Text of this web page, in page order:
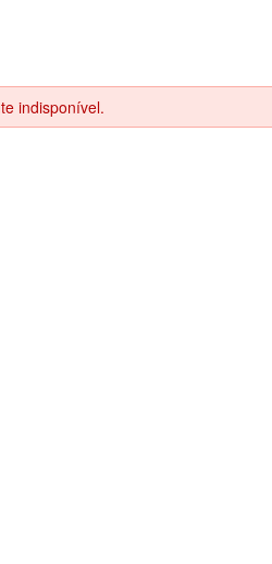
indisponível.